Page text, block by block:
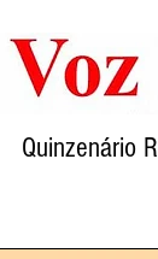
Quinzenário